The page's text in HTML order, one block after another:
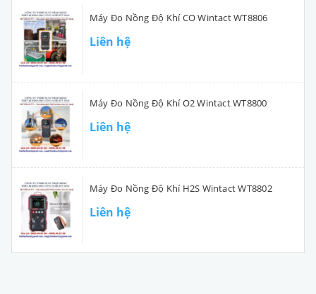
Máy Đo Nồng Độ Khí CO Wintact WT8806
Liên hệ
Máy Đo Nồng Độ Khí O2 Wintact WT8800
Liên hệ
Máy Đo Nồng Độ Khí H2S Wintact WT8802
Liên hệ